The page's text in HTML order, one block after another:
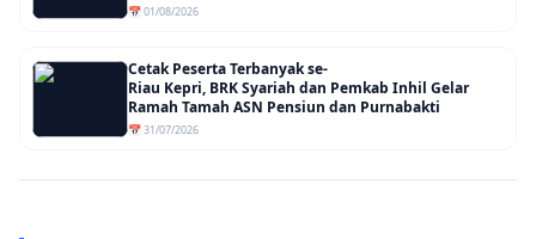
📅 01/08/2026
Cetak Peserta Terbanyak se-
Riau Kepri, BRK Syariah dan Pemkab Inhil Gelar
Ramah Tamah ASN Pensiun dan Purnabakti
📅 31/07/2026